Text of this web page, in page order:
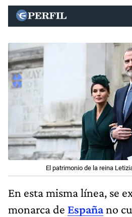
El patrimonio de la reina
En esta misma línea, se
monarca de Españano